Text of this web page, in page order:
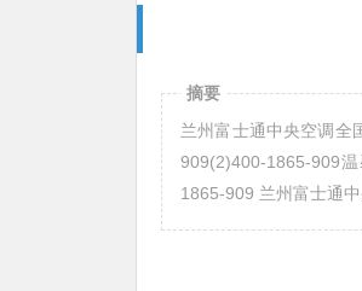
摘要
兰州富士通中央空调全
909(2)400-1865-909
1865-909 兰州富士通